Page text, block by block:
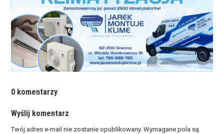
0 komentarzy
Wyślij komentarz
Twój adres e-mail nie zostanie opublikowany. Wymagane pola są